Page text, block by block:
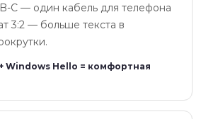
C — один кабель для телефона
3:2 — больше текста в
Windows Hello = комфортная